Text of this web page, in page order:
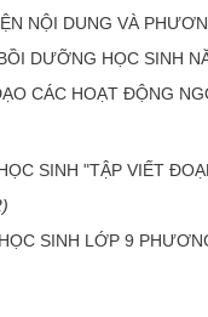
NỘI DUNG VÀ
DƯỠNG HỌC SINH
CÁC HOẠT ĐỘNG
SINH "TẬP VIẾT
SINH LỚP 9